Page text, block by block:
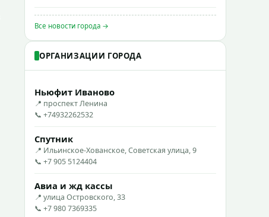
Все новости города →
ОРГАНИЗАЦИИ ГОРОДА
Ньюфит Иваново
📍 проспект Ленина
📞 +74932262532
Спутник
📍 Ильинское-Хованское, Советская улица, 9
📞 +7 905 5124404
Авиа и жд кассы
📍 улица Островского, 33
📞 +7 980 7369335